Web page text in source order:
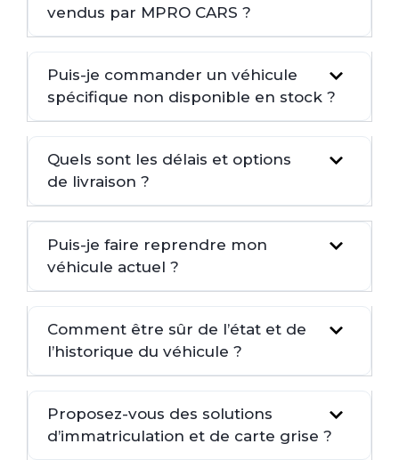
vendus par MPRO CARS ?
Puis-je commander un véhicule
spécifique non disponible en stock ?
Quels sont les délais et options
de livraison ?
Puis-je faire reprendre mon
véhicule actuel ?
Comment être sûr de l’état et de
l’historique du véhicule ?
Proposez-vous des solutions
d’immatriculation et de carte grise ?